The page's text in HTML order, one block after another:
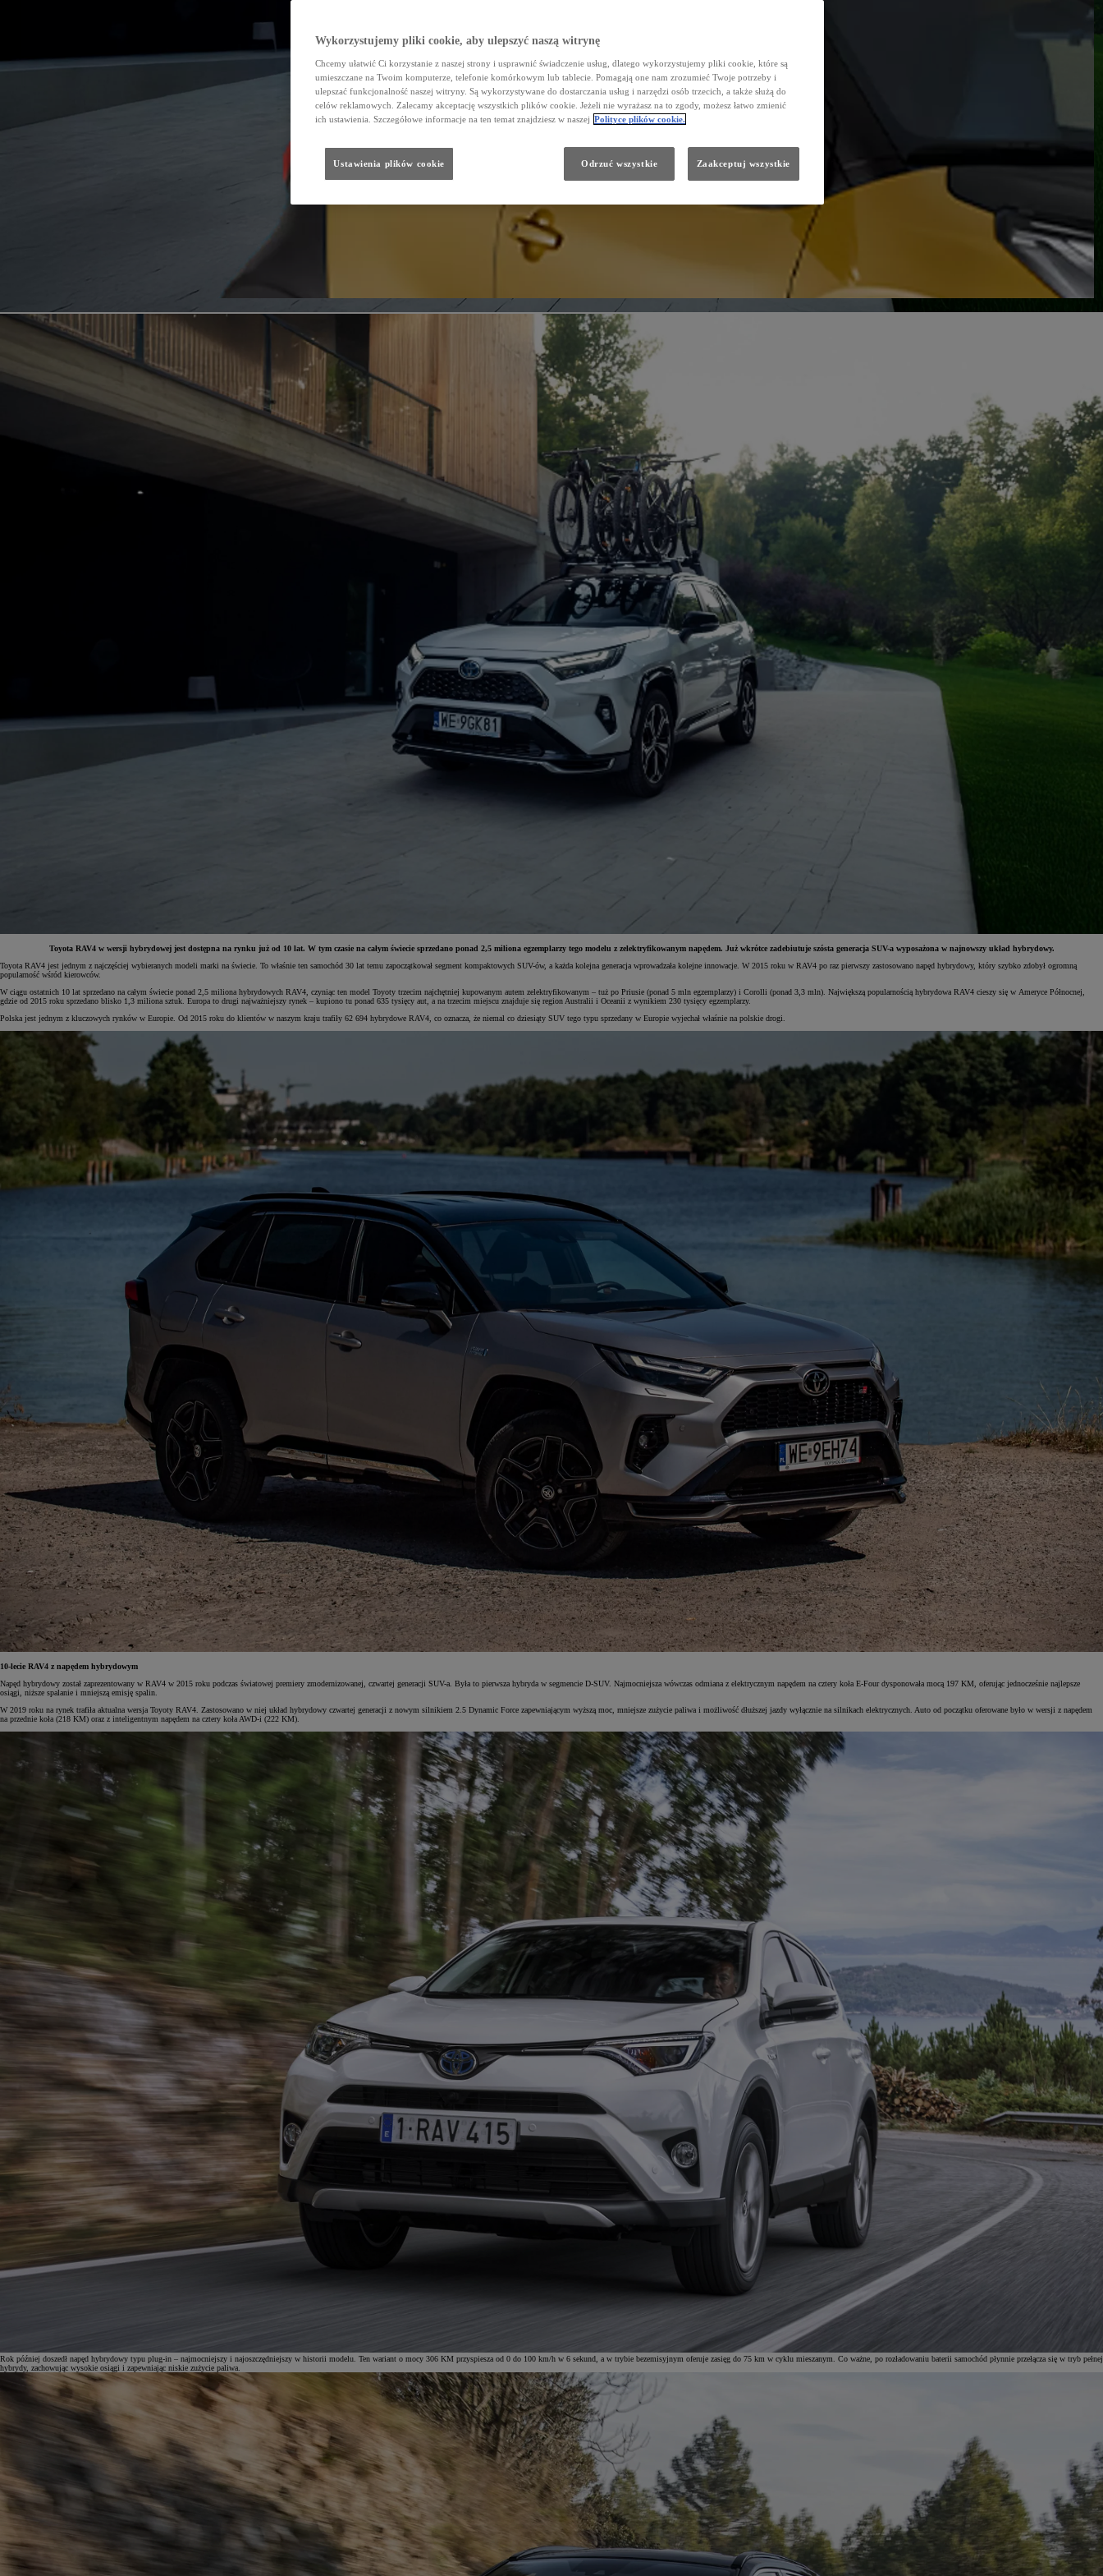
Od81 900 zł
Yaris Cross
HYBRID
Od
Toyota RAV4 w wersji hybrydowej jest dostępna na rynku już od 10 lat. W tym czasie na całym świecie sprzedano ponad 2,5 miliona egzemplarzy tego modelu z zelektryfikowanym napędem. Już wkrótce zadebiutuje szósta generacja SUV-a wyposażona w najnowszy układ hybrydowy.
Toyota RAV4 jest jednym z najczęściej wybieranych modeli marki na świecie. To właśnie ten samochód 30 lat temu zapoczątkował segment kompaktowych SUV-ów, a każda kolejna generacja wprowadzała kolejne innowacje. W 2015 roku w RAV4 po raz pierwszy zastosowano napęd hybrydowy, który szybko zdobył ogromną
popularność wśród kierowców.
W ciągu ostatnich 10 lat sprzedano na całym świecie ponad 2,5 miliona hybrydowych RAV4, czyniąc ten model Toyoty trzecim najchętniej kupowanym autem zelektryfikowanym – tuż po Priusie (ponad 5 mln egzemplarzy) i Corolli (ponad 3,3 mln). Największą popularnością hybrydowa RAV4 cieszy się w Ameryce Północnej,
gdzie od 2015 roku sprzedano blisko 1,3 miliona sztuk. Europa to drugi najważniejszy rynek – kupiono tu ponad 635 tysięcy aut, a na trzecim miejscu znajduje się region Australii i Oceanii z wynikiem 230 tysięcy egzemplarzy.
Polska jest jednym z kluczowych rynków w Europie. Od 2015 roku do klientów w naszym kraju trafiły 62 694 hybrydowe RAV4, co oznacza, że niemal co dziesiąty SUV tego typu sprzedany w Europie wyjechał właśnie na polskie drogi.
10-lecie RAV4 z napędem hybrydowym
Napęd hybrydowy został zaprezentowany w RAV4 w 2015 roku podczas światowej premiery zmodernizowanej, czwartej generacji SUV-a. Była to pierwsza hybryda w segmencie D-SUV. Najmocniejsza wówczas odmiana z elektrycznym napędem na cztery koła E-Four dysponowała mocą 197 KM, oferując jednocześnie najlepsze
osiągi, niższe spalanie i mniejszą emisję spalin.
W 2019 roku na rynek trafiła aktualna wersja Toyoty RAV4. Zastosowano w niej układ hybrydowy czwartej generacji z nowym silnikiem 2.5 Dynamic Force zapewniającym wyższą moc, mniejsze zużycie paliwa i możliwość dłuższej jazdy wyłącznie na silnikach elektrycznych. Auto od początku oferowane było w wersji z napędem
na przednie koła (218 KM) oraz z inteligentnym napędem na cztery koła AWD-i (222 KM).
Rok później doszedł napęd hybrydowy typu plug-in – najmocniejszy i najoszczędniejszy w historii modelu. Ten wariant o mocy 306 KM przyspiesza od 0 do 100 km/h w 6 sekund, a w trybie bezemisyjnym oferuje zasięg do 75 km w cyklu mieszanym. Co ważne, po rozładowaniu baterii samochód płynnie przełącza się w tryb pełnej
hybrydy, zachowując wysokie osiągi i zapewniając niskie zużycie paliwa.
Wykorzystujemy pliki cookie, aby ulepszyć naszą witrynę
Chcemy ułatwić Ci korzystanie z naszej strony i usprawnić świadczenie usług, dlatego wykorzystujemy pliki cookie, które są
umieszczane na Twoim komputerze, telefonie komórkowym lub tablecie. Pomagają one nam zrozumieć Twoje potrzeby i
ulepszać funkcjonalność naszej witryny. Są wykorzystywane do dostarczania usług i narzędzi osób trzecich, a także służą do
celów reklamowych. Zalecamy akceptację wszystkich plików cookie. Jeżeli nie wyrażasz na to zgody, możesz łatwo zmienić
ich ustawienia. Szczegółowe informacje na ten temat znajdziesz w naszej Polityce plików cookie.
Odrzuć wszystkie Zaakceptuj wszystkie
Ustawienia plików cookie